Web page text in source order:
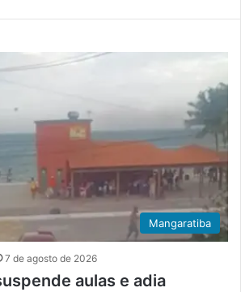
Mangaratiba
7 de agosto de 2026
aulas e adia